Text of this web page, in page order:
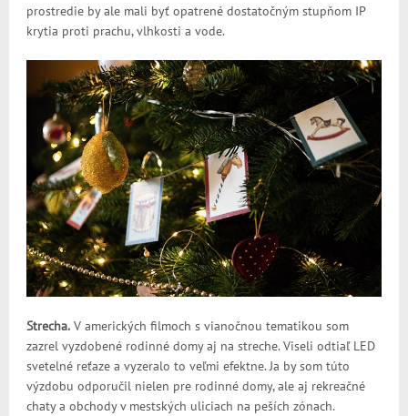
prostredie by ale mali byť opatrené dostatočným stupňom IP
krytia proti prachu, vlhkosti a vode.
Strecha. V amerických filmoch s vianočnou tematikou som
zazrel vyzdobené rodinné domy aj na streche. Viseli odtiaľ LED
svetelné reťaze a vyzeralo to veľmi efektne. Ja by som túto
výzdobu odporučil nielen pre rodinné domy, ale aj rekreačné
chaty a obchody v mestských uliciach na peších zónach.